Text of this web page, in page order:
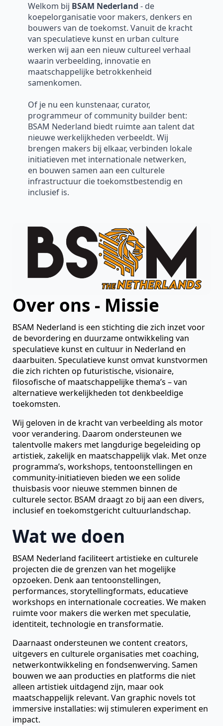
Welkom bij BSAM Nederland - de
koepelorganisatie voor makers, denkers en
bouwers van de toekomst. Vanuit de kracht
van speculatieve kunst en urban culture
werken wij aan een nieuw cultureel verhaal
waarin verbeelding, innovatie en
maatschappelijke betrokkenheid
samenkomen.
Of je nu een kunstenaar, curator,
programmeur of community builder bent:
BSAM Nederland biedt ruimte aan talent dat
nieuwe werkelijkheden verbeeldt. Wij
brengen makers bij elkaar, verbinden lokale
initiatieven met internationale netwerken,
en bouwen samen aan een culturele
infrastructuur die toekomstbestendig en
inclusief is.
Over ons - Missie
BSAM Nederland is een stichting die zich inzet voor
de bevordering en duurzame ontwikkeling van
speculatieve kunst en cultuur in Nederland en
daarbuiten. Speculatieve kunst omvat kunstvormen
die zich richten op futuristische, visionaire,
filosofische of maatschappelijke thema’s – van
alternatieve werkelijkheden tot denkbeeldige
toekomsten.
Wij geloven in de kracht van verbeelding als motor
voor verandering. Daarom ondersteunen we
talentvolle makers met langdurige begeleiding op
artistiek, zakelijk en maatschappelijk vlak. Met onze
programma’s, workshops, tentoonstellingen en
community-initiatieven bieden we een solide
thuisbasis voor nieuwe stemmen binnen de
culturele sector. BSAM draagt zo bij aan een divers,
inclusief en toekomstgericht cultuurlandschap.
Wat we doen
BSAM Nederland faciliteert artistieke en culturele
projecten die de grenzen van het mogelijke
opzoeken. Denk aan tentoonstellingen,
performances, storytellingformats, educatieve
workshops en internationale cocreaties. We maken
ruimte voor makers die werken met speculatie,
identiteit, technologie en transformatie.
Daarnaast ondersteunen we content creators,
uitgevers en culturele organisaties met coaching,
netwerkontwikkeling en fondsenwerving. Samen
bouwen we aan producties en platforms die niet
alleen artistiek uitdagend zijn, maar ook
maatschappelijk relevant. Van graphic novels tot
immersive installaties: wij stimuleren experiment en
impact.